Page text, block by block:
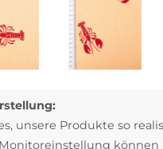
unsere Produkte so